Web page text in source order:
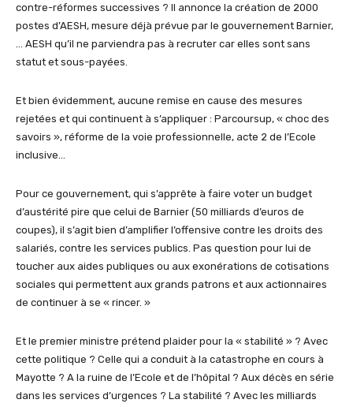
contre-réformes successives ? Il annonce la création de 2000
postes d’AESH, mesure déjà prévue par le gouvernement Barnier,
… AESH qu’il ne parviendra pas à recruter car elles sont sans
statut et sous-payées.
Et bien évidemment, aucune remise en cause des mesures
rejetées et qui continuent à s’appliquer : Parcoursup, « choc des
savoirs », réforme de la voie professionnelle, acte 2 de l’Ecole
inclusive…
Pour ce gouvernement, qui s’apprête à faire voter un budget
d’austérité pire que celui de Barnier (50 milliards d’euros de
coupes), il s’agit bien d’amplifier l’offensive contre les droits des
salariés, contre les services publics. Pas question pour lui de
toucher aux aides publiques ou aux exonérations de cotisations
sociales qui permettent aux grands patrons et aux actionnaires
de continuer à se « rincer. »
Et le premier ministre prétend plaider pour la « stabilité » ? Avec
cette politique ? Celle qui a conduit à la catastrophe en cours à
Mayotte ? A la ruine de l’Ecole et de l’hôpital ? Aux décès en série
dans les services d’urgences ? La stabilité ? Avec les milliards